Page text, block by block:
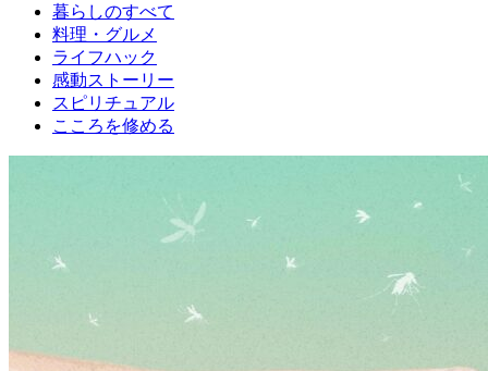
暮らしのすべて
料理・グルメ
ライフハック
感動ストーリー
スピリチュアル
こころを修める